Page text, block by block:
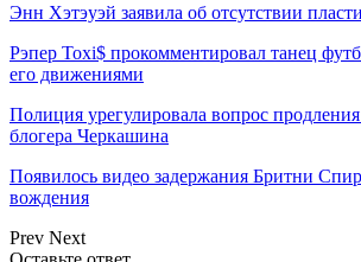
Энн Хэтэуэй заявила об отсутствии
Рэпер Toxi$ прокомментировал танец
его движениями
Полиция урегулировала вопрос
блогера Черкашина
Появилось видео задержания Бритни
вождения
Prev Next